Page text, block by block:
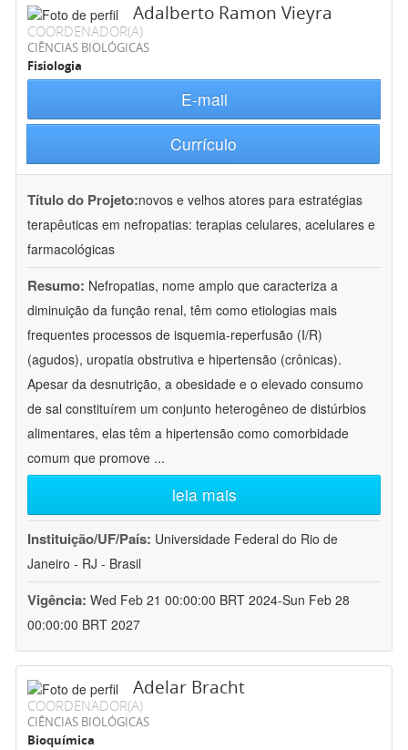
Adalberto Ramon Vieyra
COORDENADOR(A)
CIÊNCIAS BIOLÓGICAS
Fisiologia
E-mail
Currículo
Título do Projeto:novos e velhos atores para estratégias
terapêuticas em nefropatias: terapias celulares, acelulares e
farmacológicas
Resumo: Nefropatias, nome amplo que caracteriza a
diminuição da função renal, têm como etiologias mais
frequentes processos de isquemia-reperfusão (I/R)
(agudos), uropatia obstrutiva e hipertensão (crônicas).
Apesar da desnutrição, a obesidade e o elevado consumo
de sal constituírem um conjunto heterogêneo de distúrbios
alimentares, elas têm a hipertensão como comorbidade
comum que promove ...
leia mais
Instituição/UF/País: Universidade Federal do Rio de
Janeiro - RJ - Brasil
Vigência: Wed Feb 21 00:00:00 BRT 2024-Sun Feb 28
00:00:00 BRT 2027
Adelar Bracht
COORDENADOR(A)
CIÊNCIAS BIOLÓGICAS
Bioquímica